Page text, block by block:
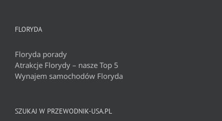
FLORYDA
Floryda porady
Atrakcje Florydy – nasze Top 5
Wynajem samochodów Floryda
SZUKAJ W PRZEWODNIK-USA.PL